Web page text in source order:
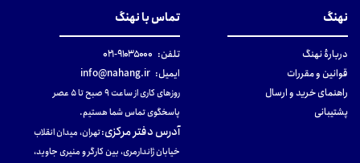
نهنگ
دربارهٔ نهنگ
قوانین و مقررات
راهنمای خرید و ارسال
پشتیبانی
تماس با نهنگ
تلفن: ۹۱۰۳۵۰۰۰-۰۲۱
ایمیل: info@nahang.ir
روزهای کاری از ساعت ۹ صبح تا ۵ عصر
پاسخگوی تماس شما هستیم.
آدرس دفتر مرکزی:تهران، میدان انقلاب
خیابان ژاندارمری، بین کارگر و منیری جاوید،